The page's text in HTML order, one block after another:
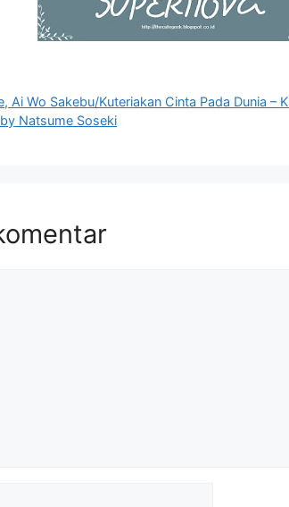
Ai Wo Sakebu/Kuteriakan Cinta Pada Dunia –
Natsume Soseki